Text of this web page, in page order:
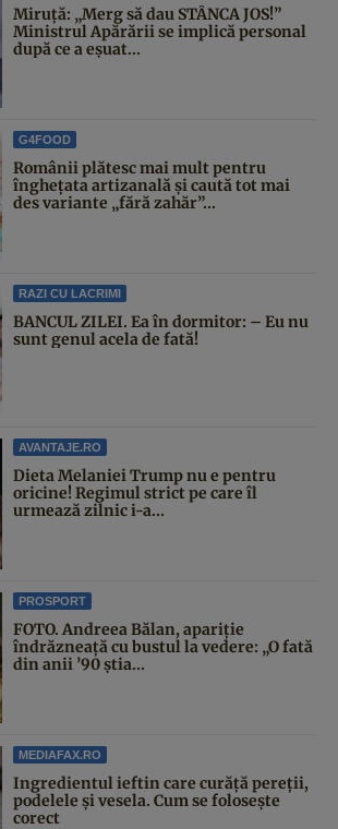
Miruță: „Merg să dau STÂNCA JOS!”
Ministrul Apărării se implică personal
după ce a eșuat...
G4FOOD
Românii plătesc mai mult pentru
înghețata artizanală și caută tot mai
des variante „fără zahăr”...
RAZI CU LACRIMI
BANCUL ZILEI. Ea în dormitor: – Eu nu
sunt genul acela de fată!
AVANTAJE.RO
Dieta Melaniei Trump nu e pentru
oricine! Regimul strict pe care îl
urmează zilnic i-a...
PROSPORT
FOTO. Andreea Bălan, apariție
îndrăzneață cu bustul la vedere: „O fată
din anii ’90 știa...
MEDIAFAX.RO
Ingredientul ieftin care curăță pereții,
podelele și vesela. Cum se folosește
corect